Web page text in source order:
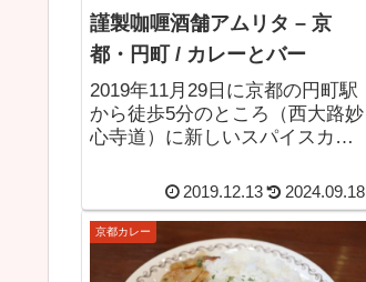
謹製咖喱酒舗アムリタ – 京
都・円町 / カレーとバー
2019年11月29日に京都の円町駅
から徒歩5分のところ（西大路妙
心寺道）に新しいスパイスカレ
さんが新店オープンしていま
す。屋号の通り、カレーとバー
というお店ですが昼のランチと
夜にスパイスカレーを食べるこ
とができ...
2019.12.13 2024.09.18
京都カレー